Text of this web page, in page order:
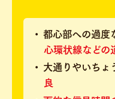
都心部への過度
心環状線などの
大通りやいちょ
良